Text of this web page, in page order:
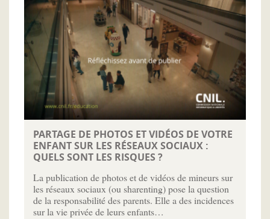
PARTAGE DE PHOTOS ET VIDÉOS DE VOTRE
ENFANT SUR LES RÉSEAUX SOCIAUX :
QUELS SONT LES RISQUES ?
La publication de photos et de vidéos de mineurs sur
les réseaux sociaux (ou sharenting) pose la question
de la responsabilité des parents. Elle a des incidences
sur la vie privée de leurs enfants…